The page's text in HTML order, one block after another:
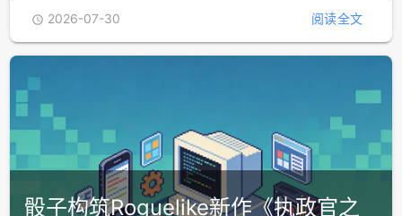
Windows11推进界面重写，旧式对话
框将进入原生WinUI阶段
 2026-07-30 阅读全文